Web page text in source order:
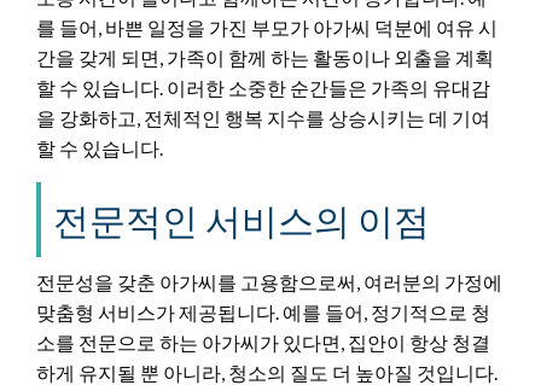
를 들어, 바쁜 일정을 가진 부모가 아가씨 덕분에 여유 시
간을 갖게 되면, 가족이 함께 하는 활동이나 외출을 계획
할 수 있습니다. 이러한 소중한 순간들은 가족의 유대감
을 강화하고, 전체적인 행복 지수를 상승시키는 데 기여
할 수 있습니다.
전문적인 서비스의 이점
전문성을 갖춘 아가씨를 고용함으로써, 여러분의 가정에
맞춤형 서비스가 제공됩니다. 예를 들어, 정기적으로 청
소를 전문으로 하는 아가씨가 있다면, 집안이 항상 청결
하게 유지될 뿐 아니라, 청소의 질도 더 높아질 것입니다.